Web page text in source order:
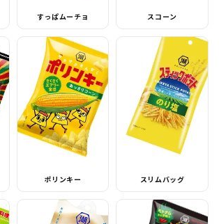
すっぱムーチョ スコーン
ポリンキー スリムバッグ